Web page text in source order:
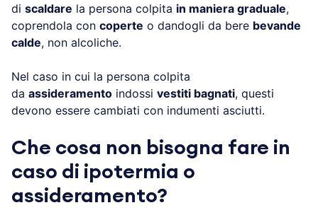
di scaldare la persona colpita in maniera graduale,
coprendola con coperte o dandogli da bere bevande
calde, non alcoliche.
Nel caso in cui la persona colpita
da assideramento indossi vestiti bagnati, questi
devono essere cambiati con indumenti asciutti.
Che cosa non bisogna fare in
caso di ipotermia o
assideramento?